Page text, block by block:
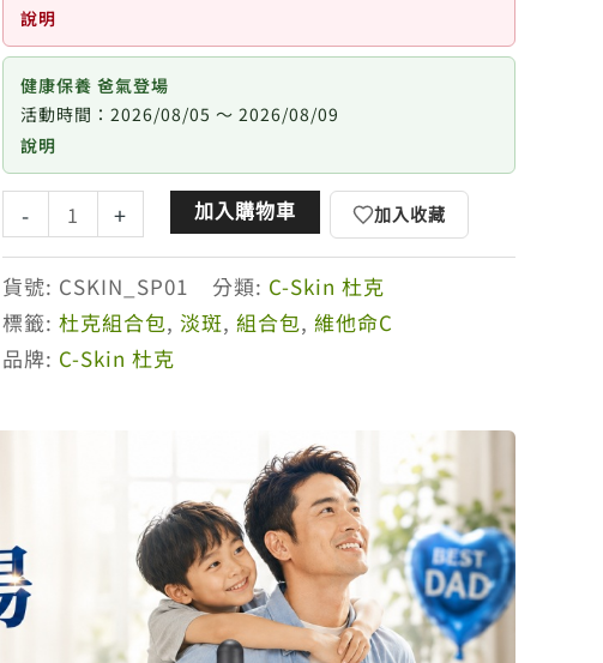
說明
健康保養 爸氣登場
活動時間：2026/08/05 ～ 2026/08/09
說明
-
克
C
C15%
色
修
數
量
+ 加入購物車 加入收藏
貨號: CSKIN_SP01 分類: C-Skin 杜克
標籤:杜克組合包,淡斑,組合包,維他命C
品牌: C-Skin 杜克